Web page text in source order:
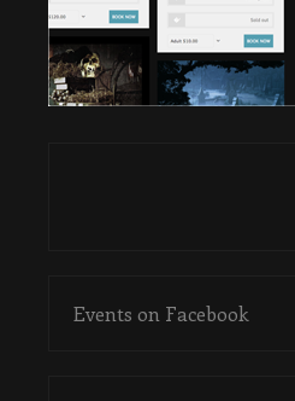
Events on Facebook